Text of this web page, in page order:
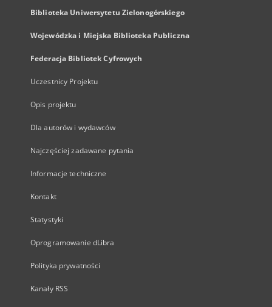
Biblioteka Uniwersytetu Zielonogórskiego
Wojewódzka i Miejska Biblioteka Publiczna
Federacja Bibliotek Cyfrowych
Uczestnicy Projektu
Opis projektu
Dla autorów i wydawców
Najczęściej zadawane pytania
Informacje techniczne
Kontakt
Statystyki
Oprogramowanie dLibra
Polityka prywatności
Kanały RSS